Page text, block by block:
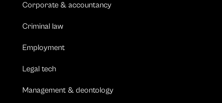
Corporate & accountancy
Criminal law
Employment
Legal tech
Management & deontology